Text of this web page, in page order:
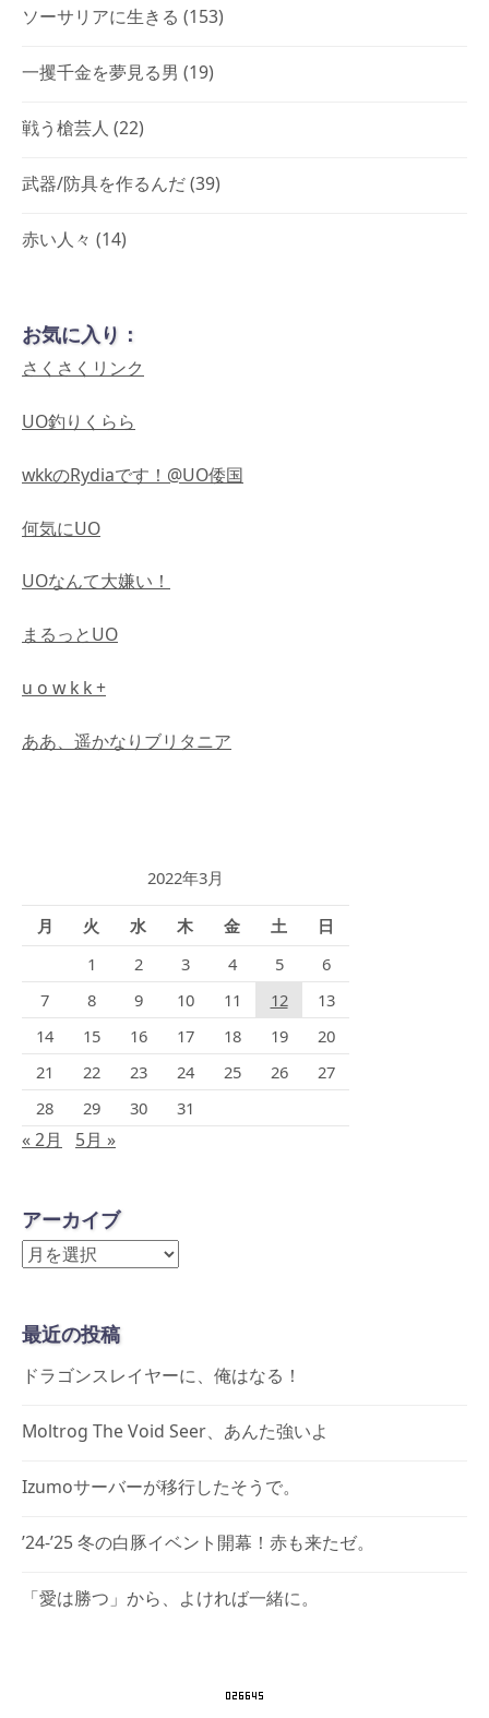
ソーサリアに生きる (153)
一攫千金を夢見る男 (19)
戦う槍芸人 (22)
武器/防具を作るんだ(39)
赤い人々 (14)
お気に入り：
さくさくリンク
UO釣りくらら
wkkのRydiaです！@UO倭国
何気にUO
UOなんて大嫌い！
まるっとUO
u o w k k +
ああ、遥かなりブリタニア
2022年3月
月 火 水 木 金 土
日
1
2 3 4 5
6
7
8 9 10 11 12
13
14
15 16 17 18 19
20
21
22 23 24 25 26
27
28
29 30 31
« 2月 5月 »
アーカイブ
ア
イ
最近の投稿
ドラゴンスレイヤーに、俺はなる！
Moltrog The Void Seer、あんた強いよ
Izumoサーバーが移行したそうで。
’24-’25 冬の白豚イベント開幕！赤も来たゼ。
「愛は勝つ」から、よければ一緒に。